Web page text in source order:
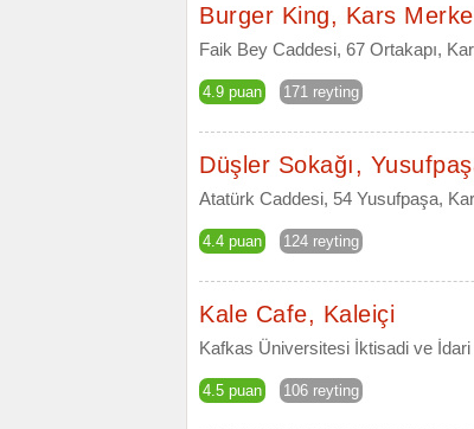
Burger King, Kars
Faik Bey Caddesi, 67 Ortakapı,
4.9 puan 171 reyting
Düşler Sokağı,
Atatürk Caddesi, 54 Yusufpaşa,
4.4 puan 124 reyting
Kale Cafe, Kaleiçi
Kafkas Üniversitesi İktisadi ve
4.5 puan 106 reyting